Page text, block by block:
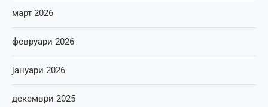
март 2026
февруари 2026
јануари 2026
декември 2025